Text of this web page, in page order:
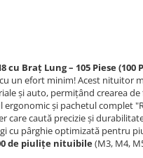
Braț Lung – 105 Piese (100
un efort minim! Acest nituitor
și auto, permițând crearea
ergonomic și pachetul complet
care caută precizie și
cu pârghie optimizată pentru
de piulițe nituibile(M3, M4,